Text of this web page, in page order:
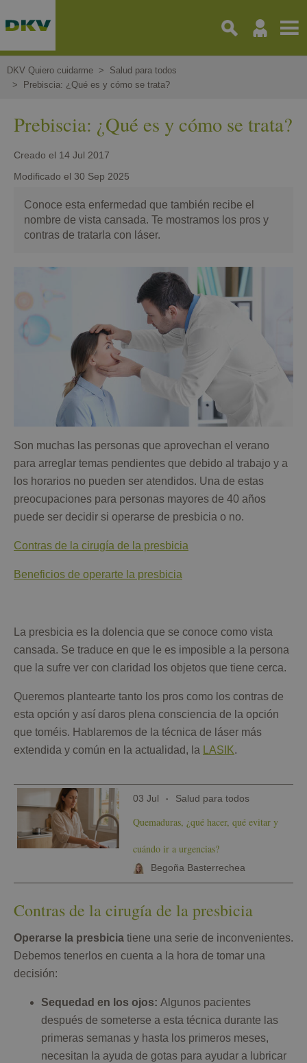
al
principal
DKV Quiero cuidarme
Salud para todos
Prebiscia: ¿Qué es y cómo se trata?
Prebiscia: ¿Qué es y cómo se trata?
Creado el 14 Jul 2017
Modificado el 30 Sep 2025
Conoce esta enfermedad que también recibe el
nombre de vista cansada. Te mostramos los pros y
contras de tratarla con láser.
Son muchas las personas que aprovechan el verano
para arreglar temas pendientes que debido al trabajo y a
los horarios no pueden ser atendidos. Una de estas
preocupaciones para personas mayores de 40 años
puede ser decidir si operarse de presbicia o no.
Contras de la cirugía de la presbicia
Beneficios de operarte la presbicia
La presbicia es la dolencia que se conoce como vista
cansada. Se traduce en que le es imposible a la persona
que la sufre ver con claridad los objetos que tiene cerca.
Queremos plantearte tanto los pros como los contras de
esta opción y así daros plena consciencia de la opción
que toméis. Hablaremos de la técnica de láser más
extendida y común en la actualidad, la LASIK.
03 Jul Salud para todos
Quemaduras, ¿qué hacer, qué evitar y
cuándo ir a urgencias?
Begoña Basterrechea
Contras de la cirugía de la presbicia
Operarse la presbicia tiene una serie de inconvenientes.
Debemos tenerlos en cuenta a la hora de tomar una
decisión:
Sequedad en los ojos: Algunos pacientes
después de someterse a esta técnica durante las
primeras semanas y hasta los primeros meses,
necesitan la ayuda de gotas para ayudar a lubricar